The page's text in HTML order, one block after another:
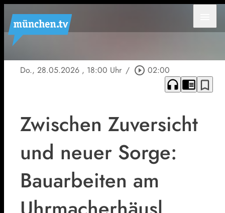
Do., 28.05.2026 , 18:00 Uhr / play_circle_outline 02:00
headphones chrome_reader_mode bookmark_border
Zwischen Zuversicht
und neuer Sorge:
Bauarbeiten am